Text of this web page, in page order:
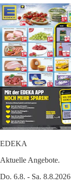
EDEKA
Aktuelle Angebote.
Do. 6.8. - Sa. 8.8.2026